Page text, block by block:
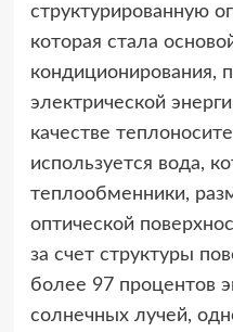
структурированную
которая стала
кондиционирования,
электрической
качестве
используется вода,
теплообменники,
оптической
за счет структуры
более 97 процентов
солнечных лучей,